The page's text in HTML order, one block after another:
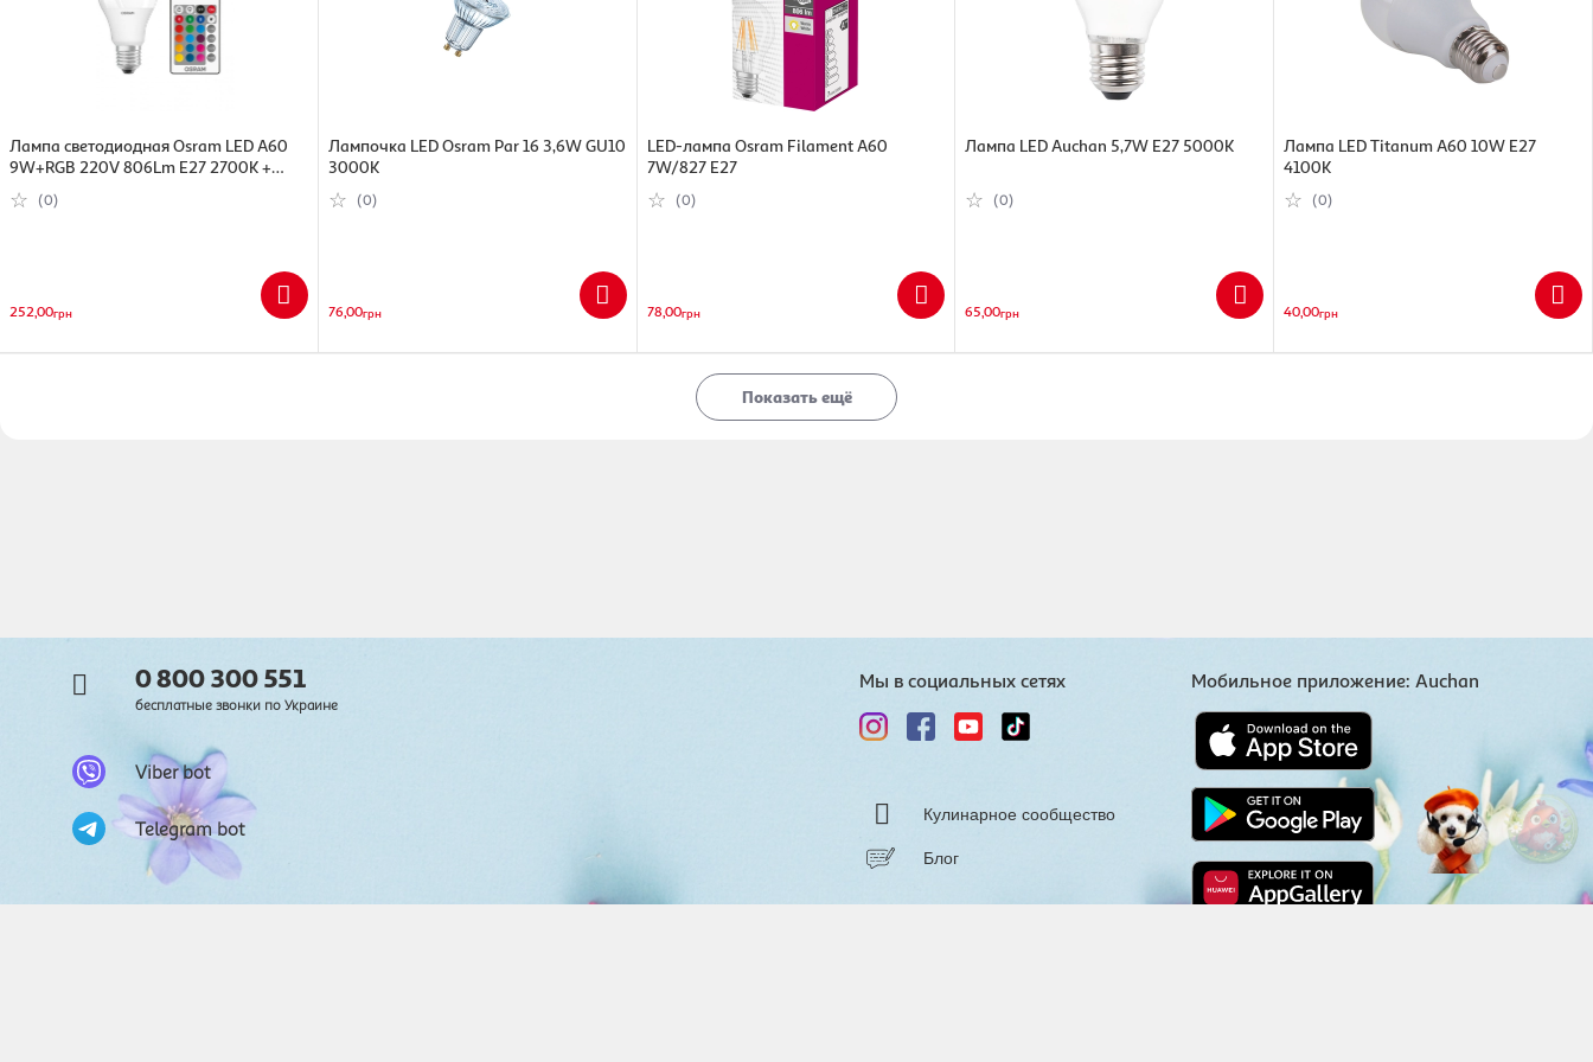
Лампа светодиодная Osram LED A60
9W+RGB 220V 806Lm Е27 2700К +
пульт ДУ
(0)
252,00грн
Лампочка LED Osram Par 16 3,6W GU10
3000К
(0)
76,00грн
LED-лампа Osram Filament A60
7W/827 E27
(0)
78,00грн
Лампа LED Auchan 5,7W E27 5000К
(0)
65,00грн
Лампа LED Titanum А60 10W E27
4100K
(0)
40,00грн
Показать ещё
0 800 300 551
бесплатные звонки по Украине
Viber bot
Telegram bot
Мы в социальных сетях
Кулинарное сообщество
Блог
Мобильное приложение: Auchan